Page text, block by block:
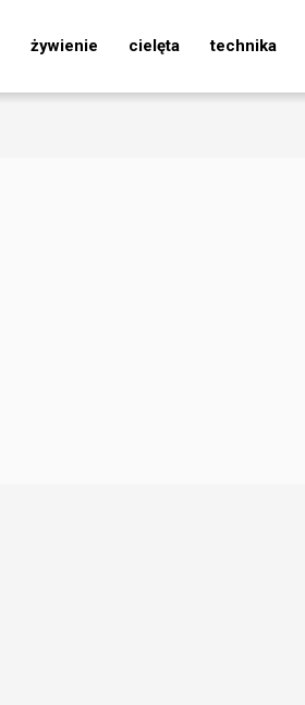
żywienie cielęta technika